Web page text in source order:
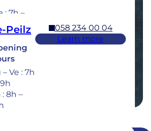
Peilz
– Ve : 7h
: 8h –
058 234 00 04
Learn more
: 7h –
: 8h –
: 7 days a week for
24 hours : 058 234 00 00